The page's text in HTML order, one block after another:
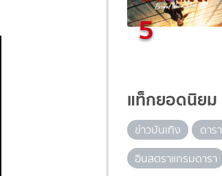
5
แท็กยอดนิยม
ข่าวบันเทิง ดารา
อินสตราแกรมดารา